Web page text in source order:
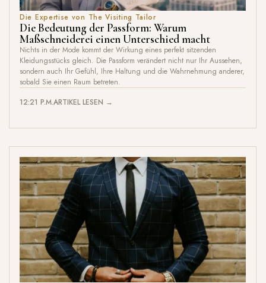
Die Expertise von The Visiting Tailor
Die Bedeutung der Passform: Warum
Maßschneiderei einen Unterschied macht
Nichts in der Mode kommt der Wirkung eines perfekt sitzenden
Kleidungsstücks gleich. Die Passform verändert nicht nur Ihr Aussehen,
sondern auch Ihr Gefühl, Ihre Haltung und die Wahrnehmung anderer,
sobald Sie einen Raum betreten.
12:21 P.M.ARTIKEL LESEN →